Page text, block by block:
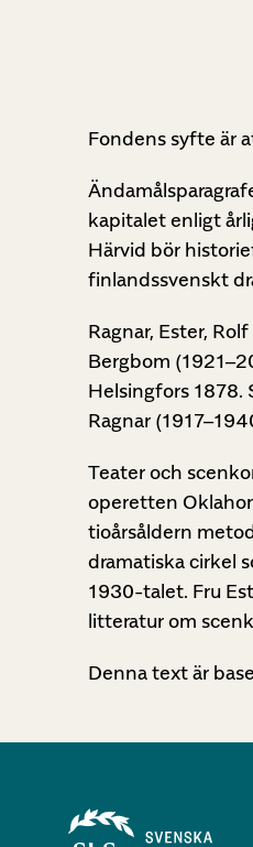
Fondens syfte är
kapitalet enligt
Härvid bör
finlandssvenskt
Ragnar, Ester,
Bergbom
Helsingfors 1878.
Ragnar
Teater och
operetten
tioårsåldern
dramatiska cirkel
1930-talet. Fru
litteratur om
Denna text är